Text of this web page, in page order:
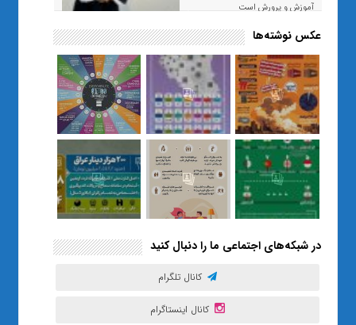
آموزش و پرورش است
«صبر و اعتماد؛ روایت معلمی که
نسل Z را از بی‌هدفی به خودباوری
رساند / از یک کلاس ساده در قم تا
حضور مشترک معلم و هنرجویان
در مهم‌ترین گالری قرآنی هوش
مصنوعی تهران
عکس نوشته‌ها
در شبکه‌های اجتماعی ما را دنبال کنید
کانال تلگرام
کانال اینستاگرام